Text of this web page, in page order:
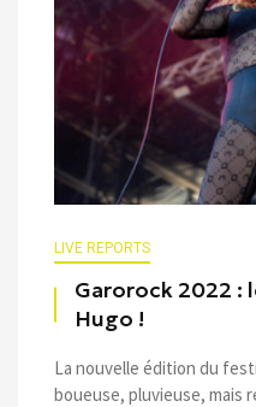
LIVE REPORTS
Garorock 2022 :
Hugo !
La nouvelle édition du
boueuse, pluvieuse, mais